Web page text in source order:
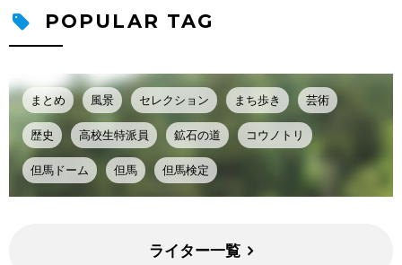
POPULAR TAG
まとめ 風景 セレクション まち歩き 芸術
歴史 高校生特派員 鉱石の道 コウノトリ
但馬ドーム 但馬 但馬検定
ライター一覧